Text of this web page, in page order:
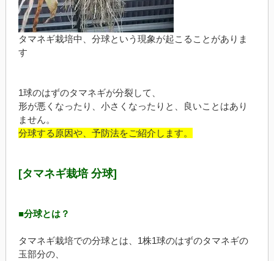
タマネギ栽培中、分球という現象が起こることがありま
す
1球のはずのタマネギが分裂して、
形が悪くなったり、小さくなったりと、良いことはあり
ません。
分球する原因や、予防法をご紹介します。
[タマネギ栽培 分球]
■分球とは？
タマネギ栽培での分球とは、1株1球のはずのタマネギの
玉部分の、